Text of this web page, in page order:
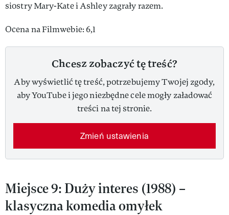
siostry Mary-Kate i Ashley zagrały razem.
Ocena na Filmwebie: 6,1
Chcesz zobaczyć tę treść?
Aby wyświetlić tę treść, potrzebujemy Twojej zgody,
aby YouTube i jego niezbędne cele mogły załadować
treści na tej stronie.
Zmień ustawienia
Miejsce 9: Duży interes (1988) –
klasyczna komedia omyłek